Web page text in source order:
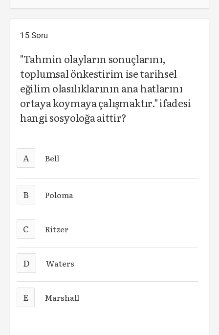
15.Soru
"Tahmin olayların sonuçlarını,
toplumsal önkestirim ise tarihsel
eğilim olasılıklarının ana hatlarını
ortaya koymaya çalışmaktır." ifadesi
hangi sosyoloğa aittir?
A Bell
B Poloma
C Ritzer
D Waters
E Marshall